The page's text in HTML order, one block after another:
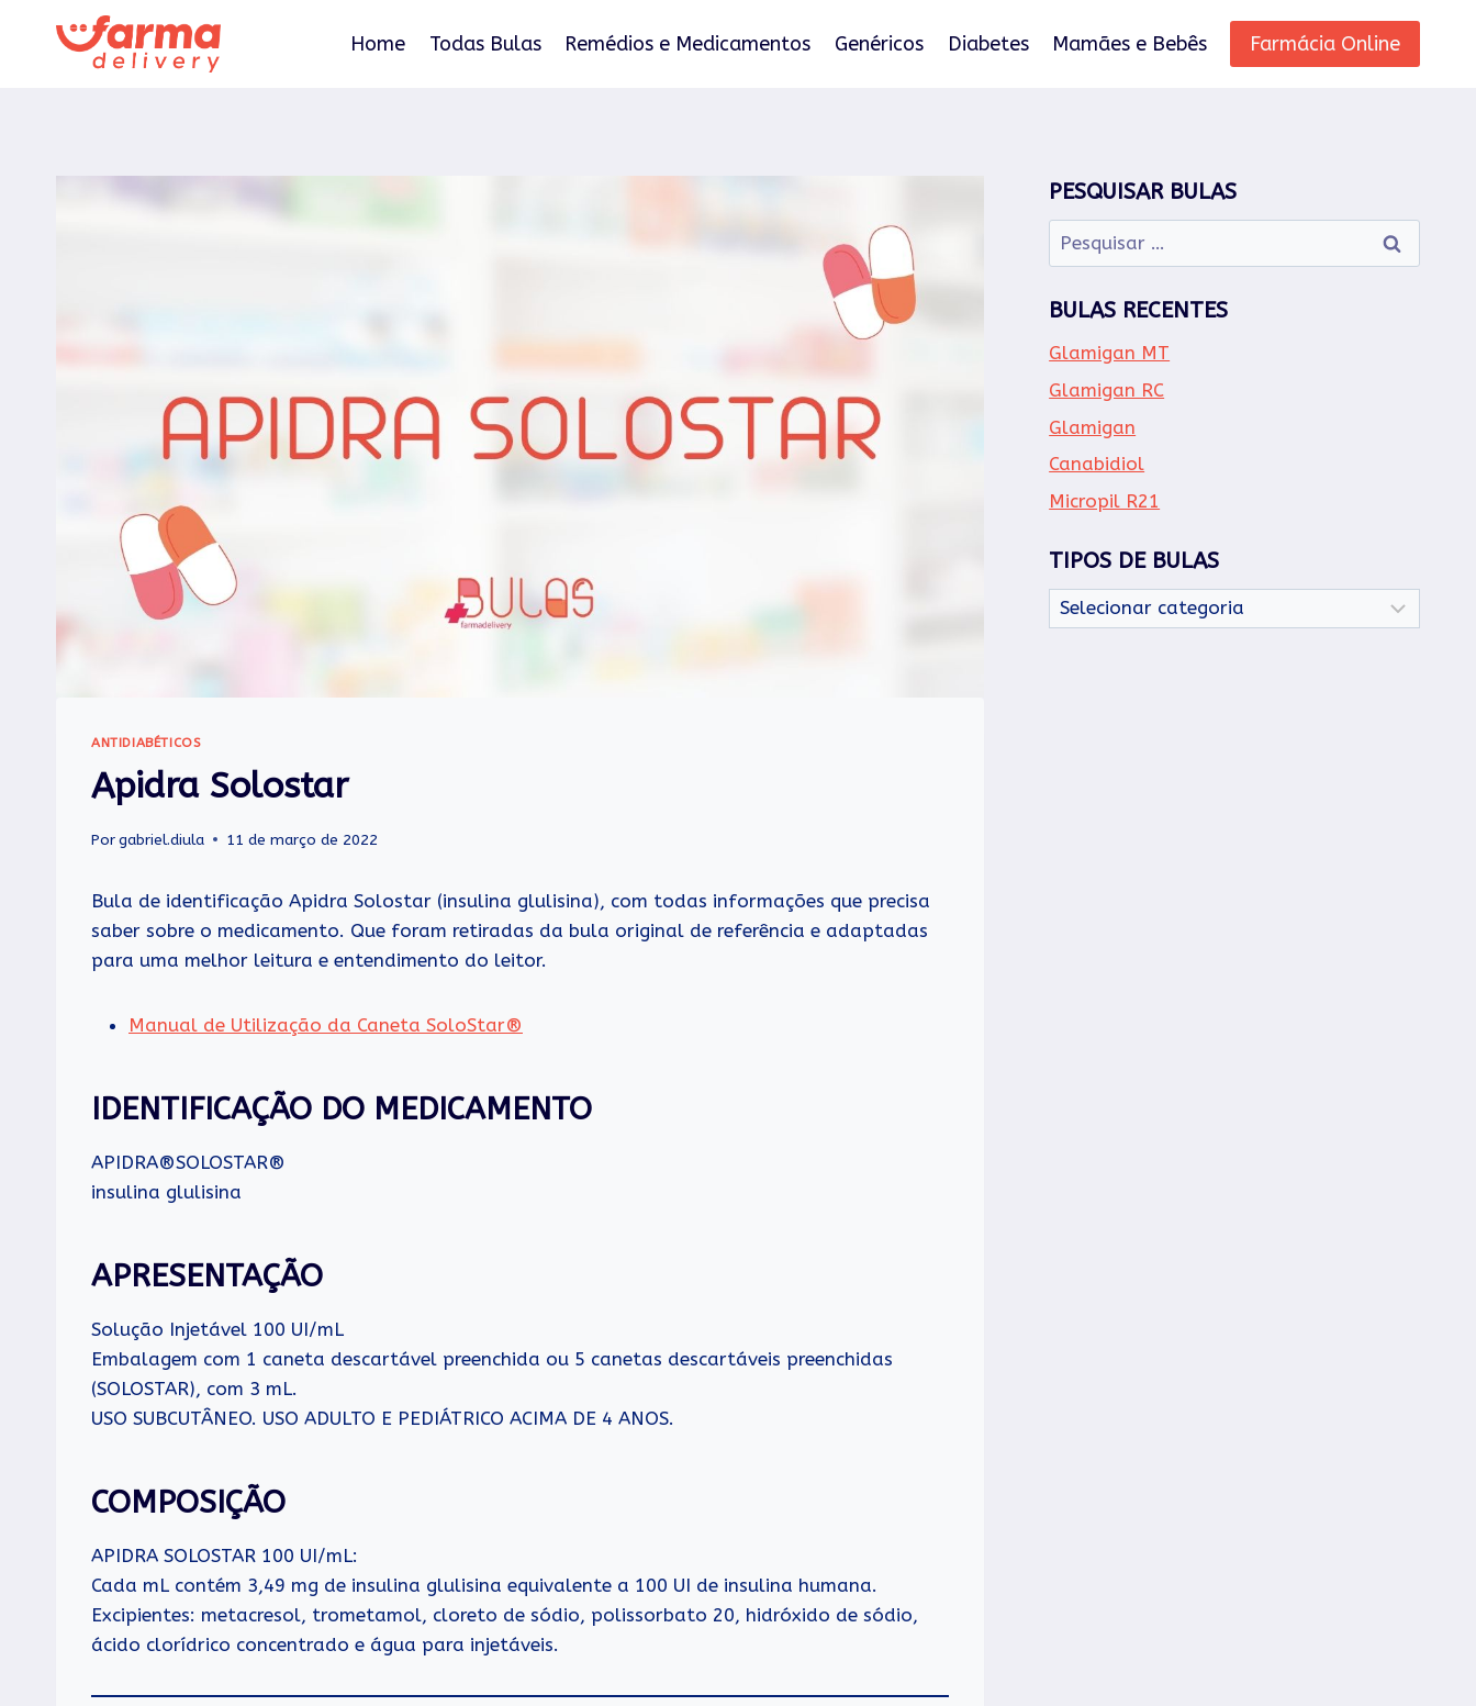
Home Todas Bulas Remédios e Medicamentos Genéricos Diabetes Mamães e Bebês Farmácia Online
ANTIDIABÉTICOS
Apidra Solostar
Porgabriel.diula 11 de março de 2022
Bula de identificação Apidra Solostar (insulina glulisina), com todas informações que precisa
saber sobre o medicamento. Que foram retiradas da bula original de referência e adaptadas
para uma melhor leitura e entendimento do leitor.
Manual de Utilização da Caneta SoloStar®
IDENTIFICAÇÃO DO MEDICAMENTO
APIDRA®SOLOSTAR®
insulina glulisina
APRESENTAÇÃO
Solução Injetável 100 UI/mL
Embalagem com 1 caneta descartável preenchida ou 5 canetas descartáveis preenchidas
(SOLOSTAR), com 3 mL.
USO SUBCUTÂNEO. USO ADULTO E PEDIÁTRICO ACIMA DE 4 ANOS.
COMPOSIÇÃO
APIDRA SOLOSTAR 100 UI/mL:
Cada mL contém 3,49 mg de insulina glulisina equivalente a 100 UI de insulina humana.
Excipientes: metacresol, trometamol, cloreto de sódio, polissorbato 20, hidróxido de sódio,
ácido clorídrico concentrado e água para injetáveis.
PESQUISAR BULAS
Pesquisar
por:
BULAS RECENTES
Glamigan MT
Glamigan RC
Glamigan
Canabidiol
Micropil R21
TIPOS DE BULAS
Tipos
de